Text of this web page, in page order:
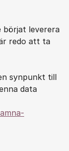
börjat leverera
redo att ta
synpunkt till
data